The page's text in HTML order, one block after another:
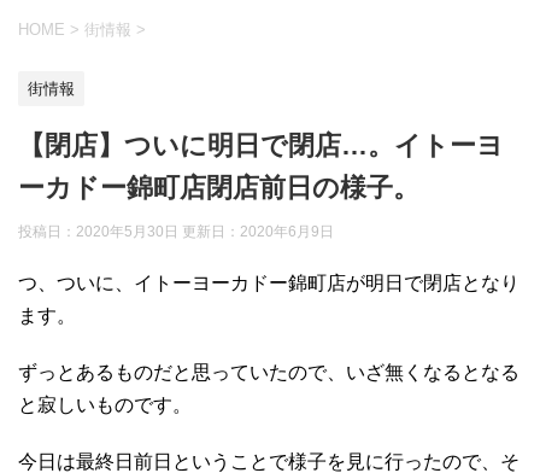
HOME > 街情報 >
街情報
【閉店】ついに明日で閉店…。イトーヨ
ーカドー錦町店閉店前日の様子。
投稿日：2020年5月30日 更新日： 2020年6月9日
つ、ついに、イトーヨーカドー錦町店が明日で閉店となり
ます。
ずっとあるものだと思っていたので、いざ無くなるとなる
と寂しいものです。
今日は最終日前日ということで様子を見に行ったので、そ